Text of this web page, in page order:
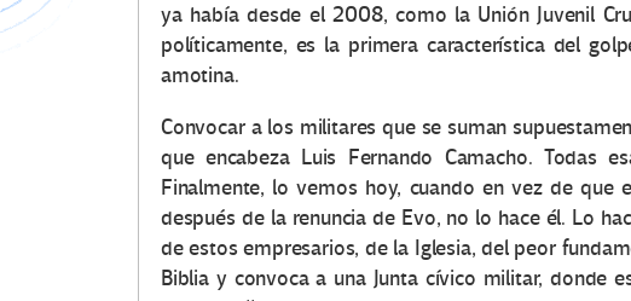
ya había desde el 2008, como la Unión Juvenil
políticamente, es la primera característica del
amotina.
Convocar a los militares que se suman
que encabeza Luis Fernando Camacho. Todas
Finalmente, lo vemos hoy, cuando en vez de que
después de la renuncia de Evo, no lo hace él. Lo
de estos empresarios, de la Iglesia, del peor
Biblia y convoca a una Junta cívico militar, donde